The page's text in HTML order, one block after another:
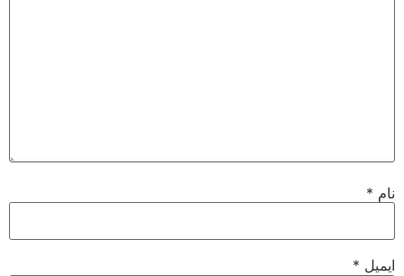
نام *
ایمیل *